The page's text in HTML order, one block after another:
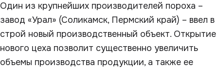
Один из крупнейших производителей пороха –
завод «Урал» (Соликамск, Пермский край) – ввел в
строй новый производственный объект. Открытие
нового цеха позволит существенно увеличить
объемы производства продукции, а также ее